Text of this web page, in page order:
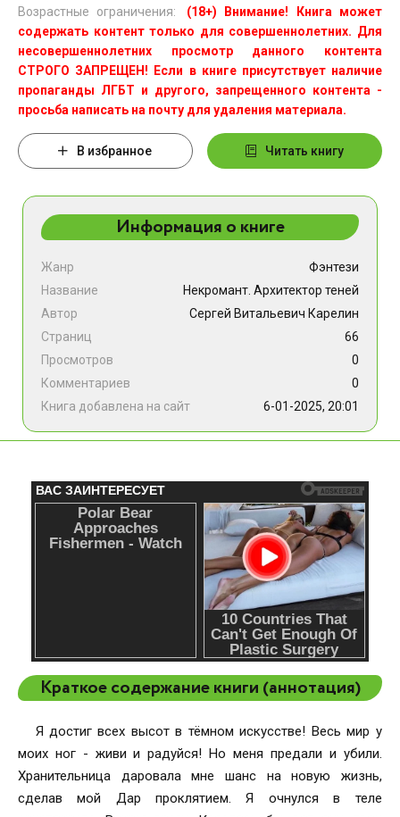
Возрастные ограничения:
(18+) Внимание! Книга может
содержать контент только для совершеннолетних. Для
несовершеннолетних просмотр данного контента
СТРОГО ЗАПРЕЩЕН! Если в книге присутствует наличие
пропаганды ЛГБТ и другого, запрещенного контента -
просьба написать на почту для удаления материала.
В избранное Читать книгу
Информация о книге
Жанр
Фэнтези
Название
Некромант. Архитектор теней
Автор
Сергей Витальевич Карелин
Страниц
66
Просмотров
0
Комментариев
0
Книга добавлена на сайт
6-01-2025, 20:01
Краткое содержание книги (аннотация)
Я достиг всех высот в тёмном искусстве! Весь мир у
моих ног - живи и радуйся! Но меня предали и убили.
Хранительница даровала мне шанс на новую жизнь,
сделав мой Дар проклятием. Я очнулся в теле